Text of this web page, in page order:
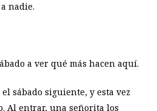
nadie.
a ver qué más hacen aquí.
sábado siguiente, y esta vez
Al entrar, una señorita los